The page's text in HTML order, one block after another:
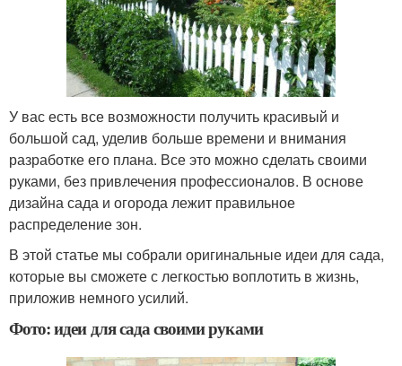
У вас есть все возможности получить красивый и
большой сад, уделив больше времени и внимания
разработке его плана. Все это можно сделать своими
руками, без привлечения профессионалов. В основе
дизайна сада и огорода лежит правильное
распределение зон.
В этой статье мы собрали оригинальные идеи для сада,
которые вы сможете с легкостью воплотить в жизнь,
приложив немного усилий.
Фото: идеи для сада своими руками